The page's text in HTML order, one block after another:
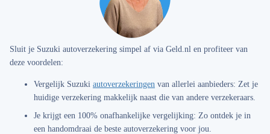
Sluit je Suzuki autoverzekering simpel af via Geld.nl en profiteer van
deze voordelen:
Vergelijk Suzuki autoverzekeringen van allerlei aanbieders: Zet je
huidige verzekering makkelijk naast die van andere verzekeraars.
Je krijgt een 100% onafhankelijke vergelijking: Zo ontdek je in
een handomdraai de beste autoverzekering voor jou.